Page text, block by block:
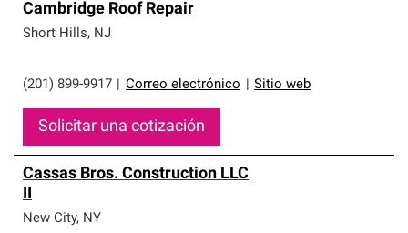
Cambridge Roof Repair
Short Hills, NJ
(201) 899-9917 Correo electrónico Sitio web
Solicitar una cotización
Cassas Bros. Construction LLC
II
New City, NY